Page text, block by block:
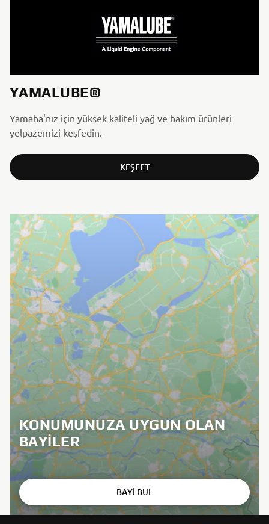
YAMALUBE®
Yamaha'nız için yüksek kaliteli yağ ve bakım ürünleri
yelpazemizi keşfedin.
KEŞFET
KONUMUNUZA UYGUN OLAN
BAYILER
BAYİ BUL